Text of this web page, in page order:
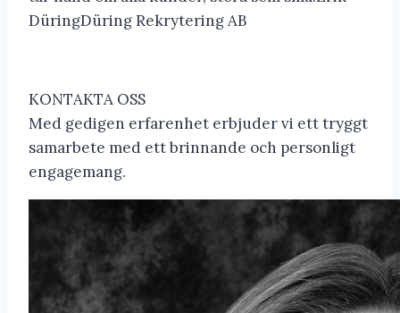
DüringDüring Rekrytering AB
KONTAKTA OSS
Med gedigen erfarenhet erbjuder vi ett tryggt
samarbete med ett brinnande och personligt
engagemang.